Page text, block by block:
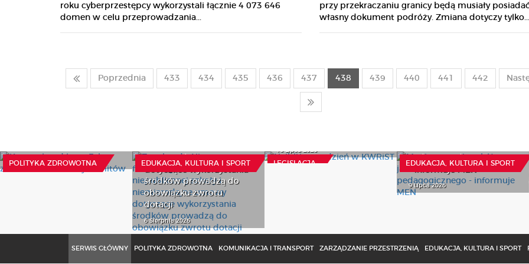
roku cyberprzestępcy wykorzystali łącznie 4 073 646
domen w celu przeprowadzania...
przy przekraczaniu granicy będą musiały
własny dokument podróży. Zmiana dotyczy tylko...
Poprzednia 433 434 435 436 437 438 439 440 441 442
POLITYKA ZDROWOTNA
14 Lipca 2026 EDUKACJA, KULTURA I SPORT
środków prowadzą do
obowiązku zwrotu
dotacji
6 Sierpnia 2026
LEGISLACJA EDUKACJA, KULTURA I SPORT
9 Lipca 2026
SERWIS GŁÓWNY POLITYKA ZDROWOTNA KOMUNIKACJA I TRANSPORT ZARZĄDZANIE PRZESTRZENIĄ EDUKACJA, KULTURA I SPORT